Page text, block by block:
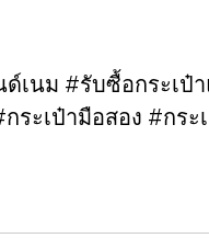
เนม #รับซื้อกระเ
ระเป๋ามือสอง​ #ก